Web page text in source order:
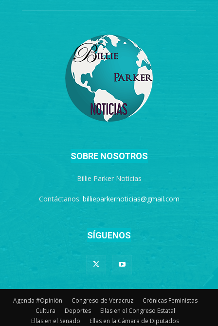
SOBRE NOSOTROS
Billie Parker Noticias
Contáctanos: billieparkernoticias@gmail.com
SÍGUENOS
Agenda #Opinión Congreso de Veracruz
Crónicas Feministas
Cultura
Deportes
Ellas en el Congreso Estatal
Ellas en el Senado
Ellas en la Cámara de Diputados